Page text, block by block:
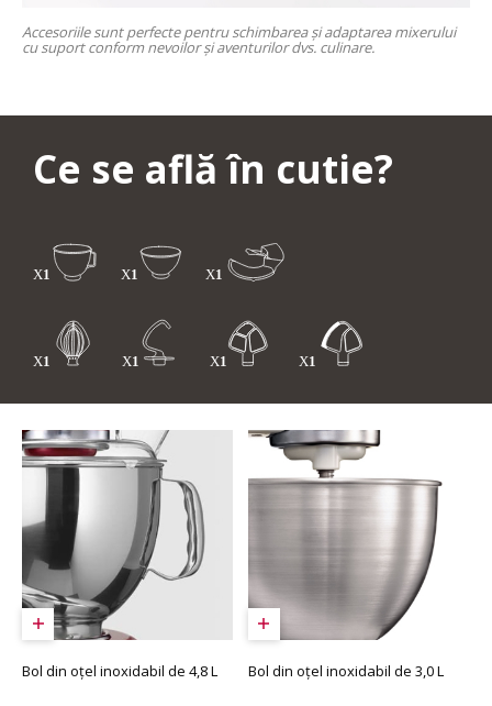
Accesoriile sunt perfecte pentru schimbarea și adaptarea mixerului
cu suport conform nevoilor și aventurilor dvs. culinare.
Ce se află în cutie?
Bol din oțel inoxidabil de 4,8 L Bol din oțel inoxidabil de 3,0 L